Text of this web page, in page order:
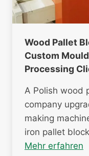
Wood Pallet
Custom
Processing
A Polish wood
company
making
iron pallet
Mehr erfahren